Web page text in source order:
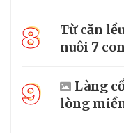
8
Từ căn
nuôi 7
9
Làng
lòng